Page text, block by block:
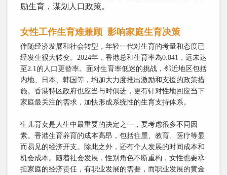
励生育，谋划人口政策。
女性工作生育难兼顾 影响家庭生育决策
伴随经济发展和社会转型，年轻一代对生育的考量和态度已
经发生很大转变。2024年，香港总和生育率為0.841，远未达
至2.1的人口更替率。面对生育率低迷的挑战，邻近地区包括
内地、日本、韩国等，均加大力度推出激励和支援的政策措
施。香港特区政府也应当与时俱进，更有针对性地回应当下
家庭最关注的需求，加快形成系统性的生育支持体系。
生儿育女是人生中最重要的决定之一，要考虑很多不同因
素。香港生育养育的成本高昂，包括住屋、教育、医疗等显
而易见的经济开支。除此之外，还有个人发展的时间成本和
机会成本。随着社会发展，性别角色不断重构，女性也要承
担家庭的经济责任，有职业发展的需要，而职业发展的黄金